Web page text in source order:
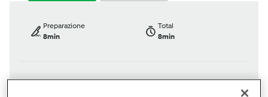
Preparazione
8min
Total
8min